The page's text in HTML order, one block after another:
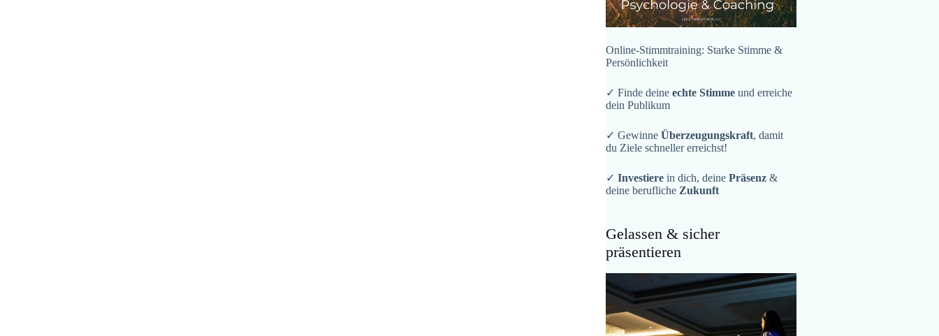
Online-Stimmtraining: Starke Stimme &
Persönlichkeit
✓ Finde deineechte Stimme und erreiche
dein Publikum
✓ GewinneÜberzeugungskraft, damit
du Ziele schneller erreichst!
✓Investiere in dich, deinePräsenz &
deine berufliche Zukunft
Gelassen & sicher
präsentieren